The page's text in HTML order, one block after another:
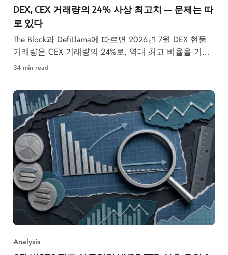
DEX, CEX 거래량의 24% 사상 최고치 — 문제는 따
로 있다
The Block과 DefiLlama에 따르면 2026년 7월 DEX 현물
거래량은 CEX 거래량의 24%로, 역대 최고 비율을 기록
했다.
34 min read
Analysis